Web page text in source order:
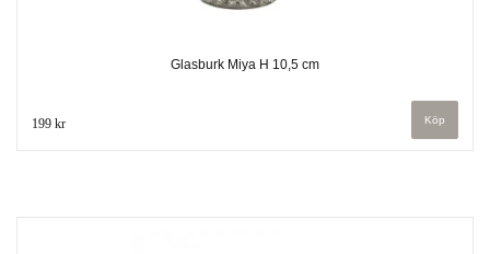
Glasburk Miya H 10,5 cm
199 kr